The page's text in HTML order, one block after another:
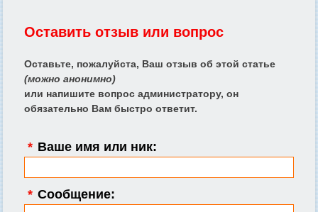
Оставить отзыв или вопрос
Оставьте, пожалуйста, Ваш отзыв об этой статье
(можно анонимно)
или напишите вопрос администратору, он
обязательно Вам быстро ответит.
* Ваше имя или ник:
* Сообщение: